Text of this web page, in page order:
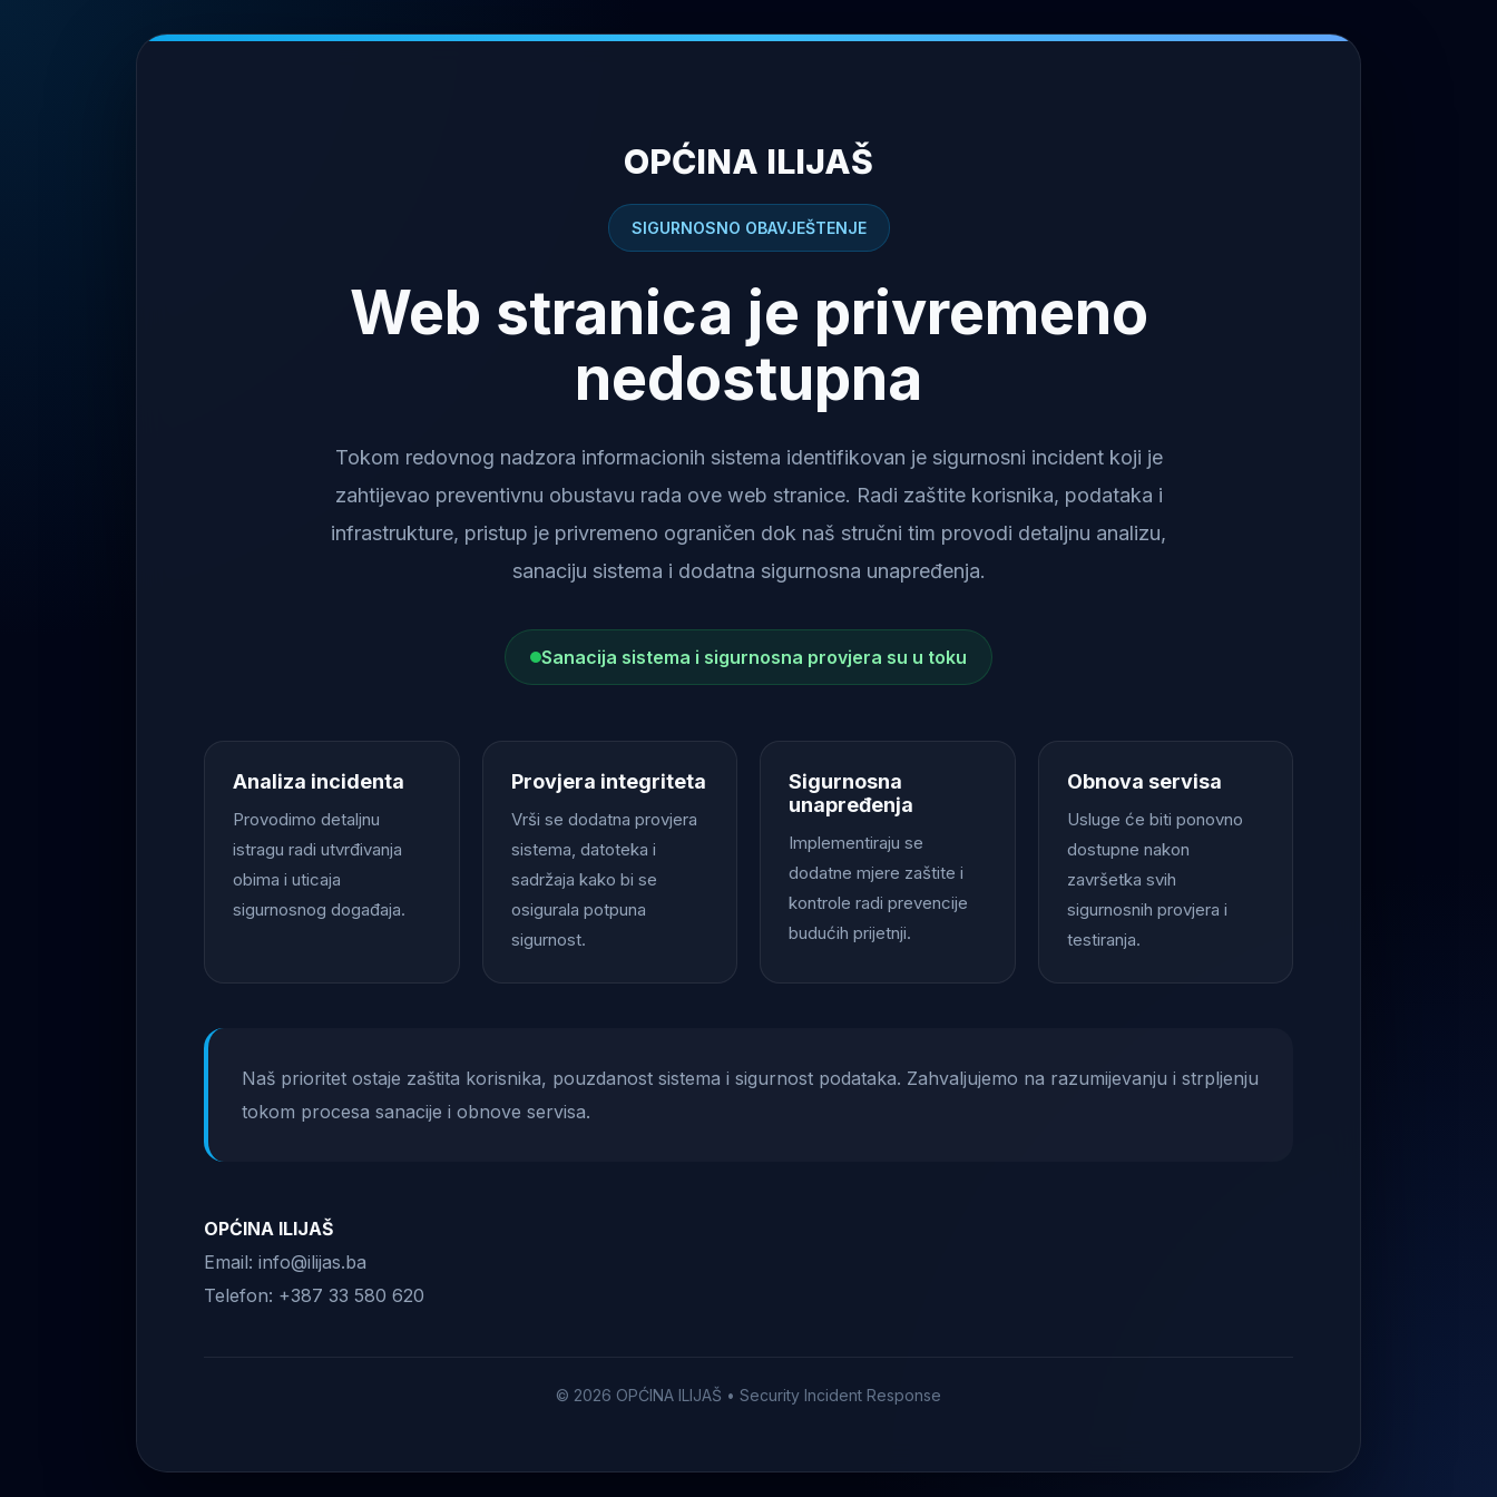
OPĆINA ILIJAŠ
SIGURNOSNO OBAVJEŠTENJE
Web stranica je privremeno
nedostupna
Tokom redovnog nadzora informacionih sistema identifikovan je sigurnosni incident koji je
zahtijevao preventivnu obustavu rada ove web stranice. Radi zaštite korisnika, podataka i
infrastrukture, pristup je privremeno ograničen dok naš stručni tim provodi detaljnu analizu,
sanaciju sistema i dodatna sigurnosna unapređenja.
Sanacija sistema i sigurnosna provjera su u toku
Analiza incidenta
Provodimo detaljnu
istragu radi utvrđivanja
obima i uticaja
sigurnosnog događaja.
Provjera integriteta
Vrši se dodatna provjera
sistema, datoteka i
sadržaja kako bi se
osigurala potpuna
sigurnost.
Sigurnosna
unapređenja
Implementiraju se
dodatne mjere zaštite i
kontrole radi prevencije
budućih prijetnji.
Obnova servisa
Usluge će biti ponovno
dostupne nakon
završetka svih
sigurnosnih provjera i
testiranja.
Naš prioritet ostaje zaštita korisnika, pouzdanost sistema i sigurnost podataka. Zahvaljujemo na razumijevanju i strpljenju
tokom procesa sanacije i obnove servisa.
OPĆINA ILIJAŠ
Email: info@ilijas.ba
Telefon: +387 33 580 620
© 2026 OPĆINA ILIJAŠ • Security Incident Response